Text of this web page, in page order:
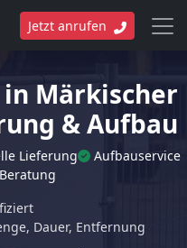
Jetzt anrufen
Märkischer
& Aufbau
Lieferung
Aufbauservice
Dauer, Entfernung